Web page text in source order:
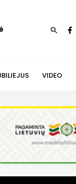
Paieška
VIDEO